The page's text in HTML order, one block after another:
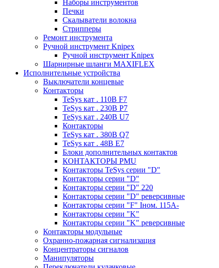
Наборы инструментов
Печки
Скалыватели волокна
Стрипперы
Ремонт инструмента
Ручной инструмент Knipex
Ручной инструмент Knipex
Шарнирные шланги MAXIFLEX
Исполнительные устройства
Выключатели концевые
Контакторы
TeSys кат . 110В F7
TeSys кат . 230В P7
TeSys кат . 240В U7
Контакторы
TeSys кат . 380В Q7
TeSys кат . 48В E7
Блоки дополнительных контактов
КОНТАКТОРЫ PMU
Контакторы TeSys серии "D"
Контакторы серии "D"
Контакторы серии "D" 220
Контакторы серии "D" реверсивные
Контакторы серии "F" Iном. 115А-
Контакторы серии "K"
Контакторы серии "K" реверсивные
Контакторы модульные
Охранно-пожарная сигнализация
Концентраторы сигналов
Манипуляторы